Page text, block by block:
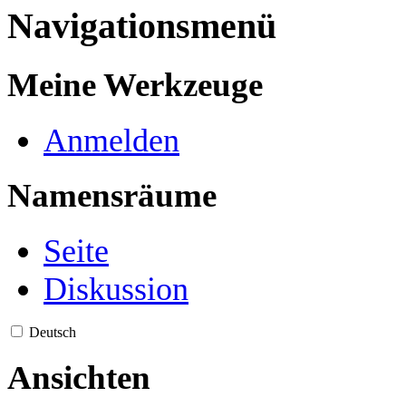
Navigationsmenü
Meine Werkzeuge
Anmelden
Namensräume
Seite
Diskussion
Deutsch
Ansichten